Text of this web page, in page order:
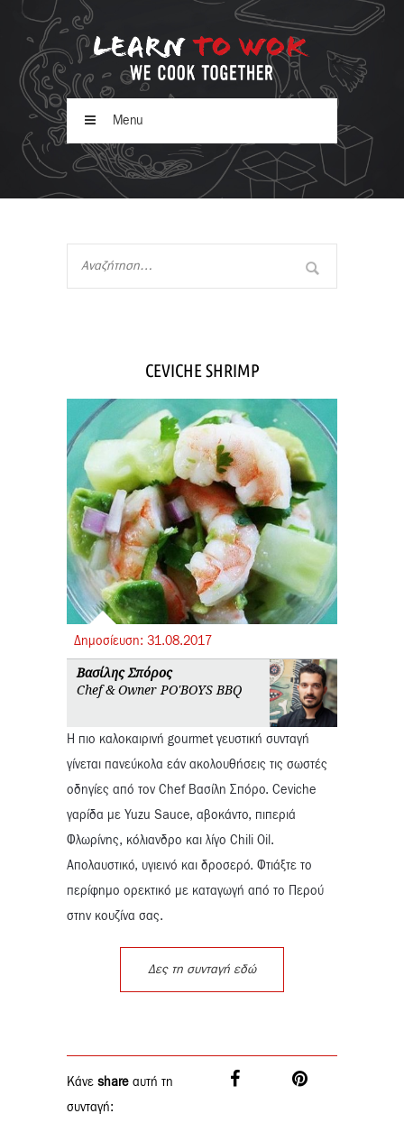
Menu
CEVICHE SHRIMP
Δημοσίευση: 31.08.2017
Βασίλης Σπόρος
Chef & Owner PO'BOYS BBQ
Η πιο καλοκαιρινή gourmet γευστική συνταγή
γίνεται πανεύκολα εάν ακολουθήσεις τις σωστές
οδηγίες από τον Chef Βασίλη Σπόρο. Ceviche
γαρίδα με Yuzu Sauce, αβοκάντο, πιπεριά
Φλωρίνης, κόλιανδρο και λίγο Chili Oil.
Απολαυστικό, υγιεινό και δροσερό. Φτιάξτε το
περίφημο ορεκτικό με καταγωγή από το Περού
στην κουζίνα σας.
Δες τη συνταγή εδώ
Κάνε share αυτή τη
συνταγή: